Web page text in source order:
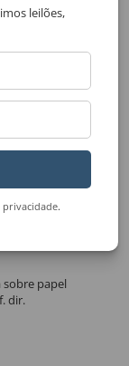
papel
dir.
leilões,
privacidade.